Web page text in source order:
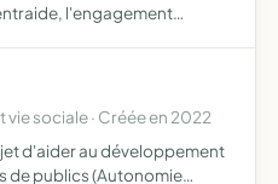
l'engagement
vie sociale · Créée en 2022
d'aider au développement
de publics (Autonomie